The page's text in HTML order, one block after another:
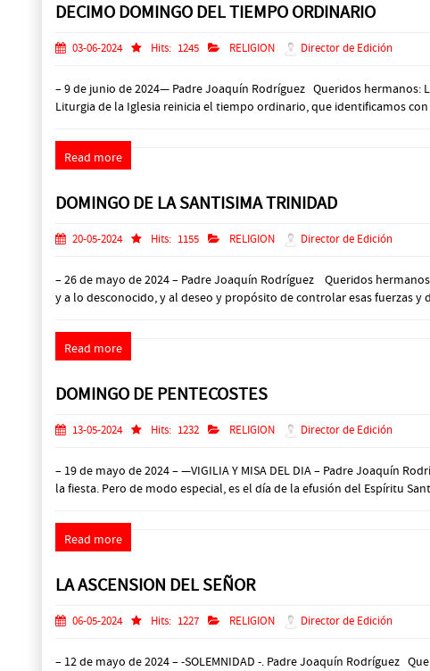
DECIMO DOMINGO DEL TIEMPO ORDINARIO
03-06-2024 Hits: 1245 RELIGION Director de Edición
– 9 de junio de 2024— Padre Joaquín Rodríguez Queridos hermanos:
Liturgia de la Iglesia reinicia el tiempo ordinario, que identificamos
Read more
DOMINGO DE LA SANTISIMA TRINIDAD
20-05-2024 Hits: 1155 RELIGION Director de Edición
– 26 de mayo de 2024 – Padre Joaquín Rodríguez Queridos
y a lo desconocido, y al deseo y propósito de controlar esas fuerzas
Read more
DOMINGO DE PENTECOSTES
13-05-2024 Hits: 1232 RELIGION Director de Edición
– 19 de mayo de 2024 – —VIGILIA Y MISA DEL DIA – Padre Joaquín
la fiesta. Pero de modo especial, es el día de la efusión del Espíritu
Read more
LA ASCENSION DEL SEÑOR
06-05-2024 Hits: 1227 RELIGION Director de Edición
– 12 de mayo de 2024 – -SOLEMNIDAD -. Padre Joaquín Rodríguez